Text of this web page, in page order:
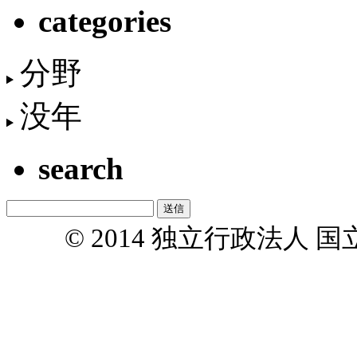
categories
分野
没年
search
© 2014 独立行政法人 国